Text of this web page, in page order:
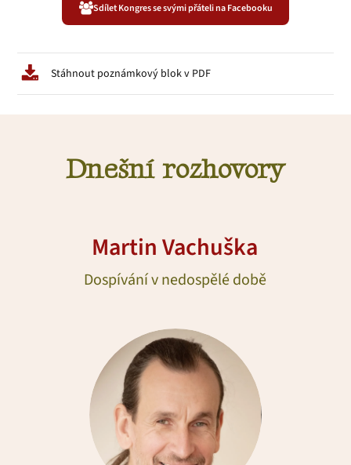
Sdílet Kongres se svými přáteli na Facebooku
Stáhnout poznámkový blok v PDF
Dnešní rozhovory
Martin Vachuška
Dospívání v nedospělé době